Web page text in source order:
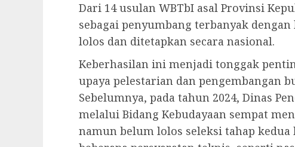
Dari 14 usulan WBTbI asal Provinsi
sebagai penyumbang terbanyak
lolos dan ditetapkan secara nasional.
Keberhasilan ini menjadi tonggak
upaya pelestarian dan pengembangan
Sebelumnya, pada tahun 2024, Dinas
melalui Bidang Kebudayaan sempat
namun belum lolos seleksi tahap